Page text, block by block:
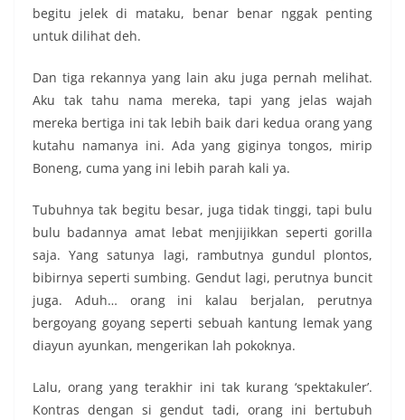
begitu jelek di mataku, benar benar nggak penting
untuk dilihat deh.
Dan tiga rekannya yang lain aku juga pernah melihat.
Aku tak tahu nama mereka, tapi yang jelas wajah
mereka bertiga ini tak lebih baik dari kedua orang yang
kutahu namanya ini. Ada yang giginya tongos, mirip
Boneng, cuma yang ini lebih parah kali ya.
Tubuhnya tak begitu besar, juga tidak tinggi, tapi bulu
bulu badannya amat lebat menjijikkan seperti gorilla
saja. Yang satunya lagi, rambutnya gundul plontos,
bibirnya seperti sumbing. Gendut lagi, perutnya buncit
juga. Aduh… orang ini kalau berjalan, perutnya
bergoyang goyang seperti sebuah kantung lemak yang
diayun ayunkan, mengerikan lah pokoknya.
Lalu, orang yang terakhir ini tak kurang ‘spektakuler’.
Kontras dengan si gendut tadi, orang ini bertubuh